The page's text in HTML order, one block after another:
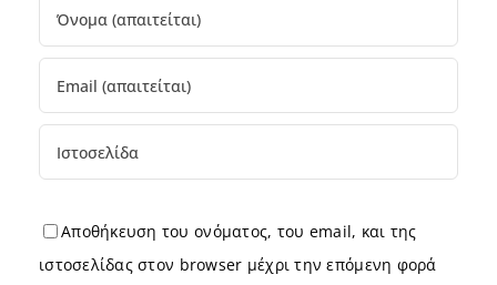
Αποθήκευση του ονόματος, του email, και της
ιστοσελίδας στον browser μέχρι την επόμενη φορά